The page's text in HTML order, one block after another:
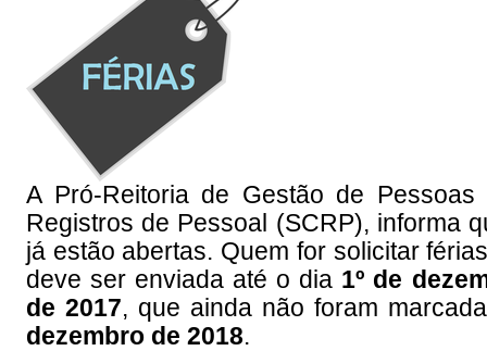
A Pró-Reitoria de Gestão de
Registros de Pessoal (SCRP), informa
já estão abertas. Quem for solicitar
deve ser enviada até o dia 1º de
de 2017, que ainda não foram
dezembro de 2018.